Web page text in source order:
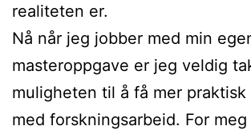
realiteten er.
Nå når jeg jobber med min
masteroppgave er jeg veldig
muligheten til å få mer praktisk
med forskningsarbeid. For